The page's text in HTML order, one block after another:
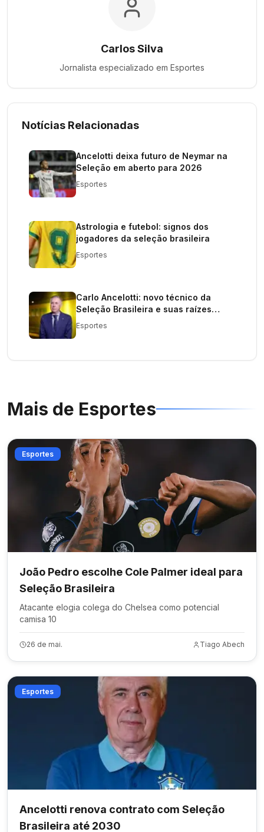
Carlos Silva
Jornalista especializado em Esportes
Notícias Relacionadas
Ancelotti deixa futuro de Neymar na
Seleção em aberto para 2026
Esportes
Astrologia e futebol: signos dos
jogadores da seleção brasileira
Esportes
Carlo Ancelotti: novo técnico da
Seleção Brasileira e suas raízes
rurais
Esportes
Mais de Esportes
Esportes
João Pedro escolhe Cole Palmer ideal para
Seleção Brasileira
Atacante elogia colega do Chelsea como potencial
camisa 10
26 de mai. Tiago Abech
Esportes
Ancelotti renova contrato com Seleção
Brasileira até 2030